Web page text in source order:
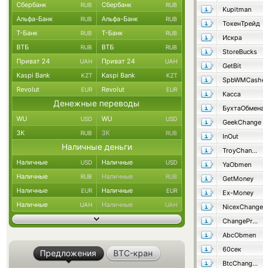
Kupitman
ТокенТрейд
Искра
StoreBucks
GetBit
Касса
GeekChange
InOut
TroyChange
YaObmen
GetMoney
Ex-Money
ChangeProject
AbcObmen
60сек
BtcChange24
Сбербанк RUB Сбербанк RUB
Альфа-Банк RUB Альфа-Банк RUB
Т-Банк RUB Т-Банк RUB
ВТБ RUB ВТБ RUB
Приват 24 UAH Приват 24 UAH
Kaspi Bank KZT Kaspi Bank KZT
Revolut EUR Revolut EUR
Денежные переводы
WU USD WU USD
ЗК RUB ЗК RUB
Наличные деньги
Наличные USD Наличные USD
Наличные RUB Наличные RUB
Наличные EUR Наличные EUR
Наличные UAH Наличные UAH
Предложения BTC-кран